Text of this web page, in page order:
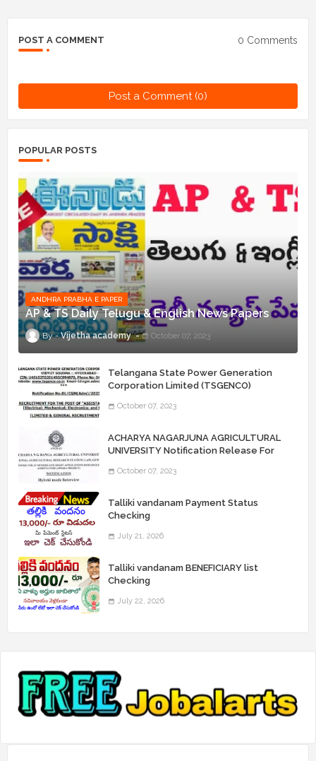
POST A COMMENT 0 Comments
Post a Comment (0)
POPULAR POSTS
ANDHRA PRABHA E PAPER
AP & TS Daily Telugu & English News Papers
Vijetha academy October 07, 2023
Telangana State Power Generation
Corporation Limited (TSGENCO)
“Assistant Engineers" Posts
October 07, 2023
ACHARYA NAGARJUNA AGRICULTURAL
UNIVERSITY Notification Release For
October 07, 2023
Talliki vandanam Payment Status
Checking
July 21, 2026
Talliki vandanam BENEFICIARY list
Checking
July 22, 2026